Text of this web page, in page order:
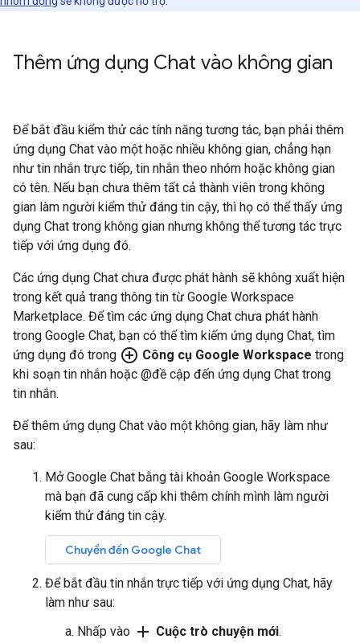
Thêm ứng dụng Chat vào không gian
Để bắt đầu kiểm thử các tính năng tương tác, bạn phải thêm
ứng dụng Chat vào một hoặc nhiều không gian, chẳng hạn
như tin nhắn trực tiếp, tin nhắn theo nhóm hoặc không gian
có tên. Nếu bạn chưa thêm tất cả thành viên trong không
gian làm người kiểm thử đáng tin cậy, thì họ có thể thấy ứng
dụng Chat trong không gian nhưng không thể tương tác trực
tiếp với ứng dụng đó.
Các ứng dụng Chat chưa được phát hành sẽ không xuất hiện
trong kết quả trang thông tin từ Google Workspace
Marketplace. Để tìm các ứng dụng Chat chưa phát hành
trong Google Chat, bạn có thể tìm kiếm ứng dụng Chat, tìm
ứng dụng đó trong add_circle_outline Công cụ Google Workspace trong
khi soạn tin nhắn hoặc @đề cập đến ứng dụng Chat trong
tin nhắn.
Để thêm ứng dụng Chat vào một không gian, hãy làm như
sau:
Mở Google Chat bằng tài khoản Google Workspace
mà bạn đã cung cấp khi thêm chính mình làm người
kiểm thử đáng tin cậy.
Chuyển đến Google Chat
Để bắt đầu tin nhắn trực tiếp với ứng dụng Chat, hãy
làm như sau:
Nhấp vào add Cuộc trò chuyện mới.